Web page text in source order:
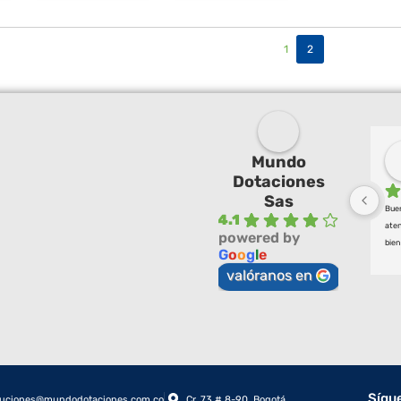
1 2
Mundo
Dotaciones
Sas
4.1
powered by
Google
valóranos en
bien